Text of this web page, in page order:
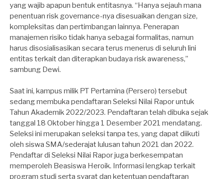
yang wajib apapun bentuk entitasnya. “Hanya sejauh mana
penentuan risk governance-nya disesuaikan dengan size,
kompleksitas dan pertimbangan lainnya. Penerapan
manajemen risiko tidak hanya sebagai formalitas, namun
harus disosialisasikan secara terus menerus di seluruh lini
entitas terkait dan diterapkan budaya risk awareness,”
sambung Dewi.
Saat ini, kampus milik PT Pertamina (Persero) tersebut
sedang membuka pendaftaran Seleksi Nilai Rapor untuk
Tahun Akademik 2022/2023. Pendaftaran telah dibuka sejak
tanggal 18 Oktober hingga 1 Desember 2021 mendatang.
Seleksi ini merupakan seleksi tanpa tes, yang dapat diikuti
oleh siswa SMA/sederajat lulusan tahun 2021 dan 2022.
Pendaftar di Seleksi Nilai Rapor juga berkesempatan
memperoleh Beasiswa Heroik. Informasi lengkap terkait
program studi serta syarat dan ketentuan pendaftaran